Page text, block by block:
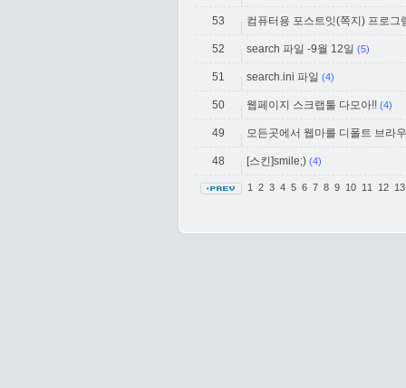
53 컴퓨터용 포스트잇(쪽지) 프로그
52 search 파일 -9월 12일 (5)
51 search.ini 파일 (4)
50 웹페이지 스크랩툴 다모아!! (4)
49 모든곳에서 웹마를 디폴트 브라
48 [스킨]smile;) (4)
1 2 3 4 5 6 7 8 9 10 11 12